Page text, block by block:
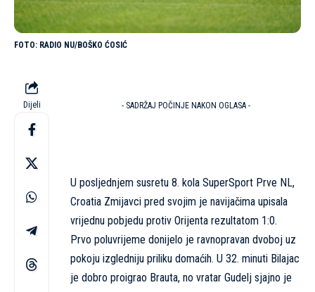
RADIO NU/BOŠKO ĆOSIĆ
Dijeli - SADRŽAJ POČINJE NAKON OGLASA -
U posljednjem susretu 8. kola SuperSport Prve NL,
Croatia Zmijavci pred svojim je navijačima upisala
vrijednu pobjedu protiv Orijenta rezultatom 1:0.
Prvo poluvrijeme donijelo je ravnopravan dvoboj uz
pokoju izgledniju priliku domaćih. U 32. minuti Bilajac
je dobro proigrao Brauta, no vratar Gudelj sjajno je